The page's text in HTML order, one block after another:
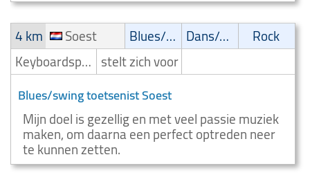
4 km
Soest Blues/Swing Dans/Amusementsmuziek
Rock
Keyboardspeler/Toetsenist stelt zich voor
Blues/swing toetsenist Soest
Mijn doel is gezellig en met veel passie muziek
maken, om daarna een perfect optreden neer
te kunnen zetten.